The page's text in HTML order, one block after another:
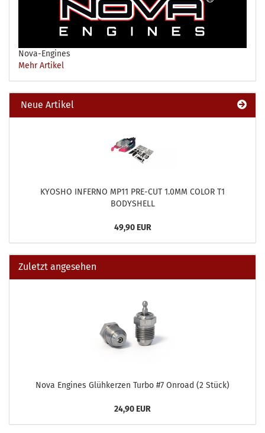
Nova-Engines
Mehr Artikel
Neue Artikel
KYOSHO INFERNO MP11 PRE-CUT 1.0MM COLOR T1
BODYSHELL
49,90 EUR
Zuletzt angesehen
Nova Engines Glühkerzen Turbo #7 Onroad (2 Stück)
24,90 EUR